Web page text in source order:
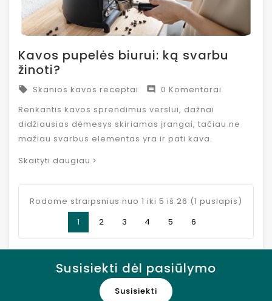
Kavos pupelės biurui: ką svarbu
žinoti?
 Skanios kavos receptai 
0 Komentarai
Renkantis kavos sprendimus verslui, dažnai
didžiausias dėmesys skiriamas įrangai, tačiau ne
mažiau svarbus elementas yra ir pati kava.
Skaityti daugiau
Rodome straipsnius nuo 1 iki 5 iš 26 (1 puslapis)
1
2 3 4 5 6
Susisiekti dėl pasiūlymo
Susisiekti